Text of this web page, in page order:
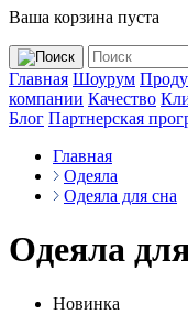
Ваша корзина пуста
Главная Шоурум
компании Качество
Блог Партнерская
Главная
Одеяла
Одеяла для сна
Одеяла
Новинка